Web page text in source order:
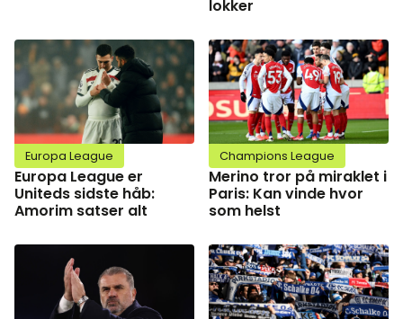
lokker
Europa League
Europa League er
Uniteds sidste håb:
Amorim satser alt
Champions League
Merino tror på miraklet i
Paris: Kan vinde hvor
som helst